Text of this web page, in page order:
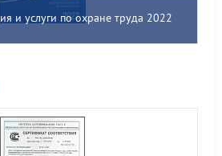
и услуги по охране труда 2022